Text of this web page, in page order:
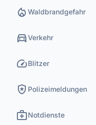
local_fire_department Waldbrandgefahr
directions_carVerkehr
speedBlitzer
local_police Polizeimeldungen
medical_servicesNotdienste